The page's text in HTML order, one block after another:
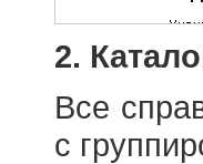
2.
Все
с